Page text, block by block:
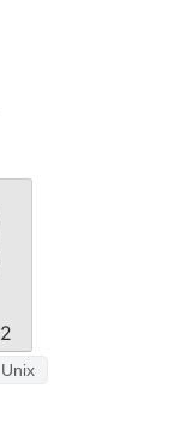
2
Unix